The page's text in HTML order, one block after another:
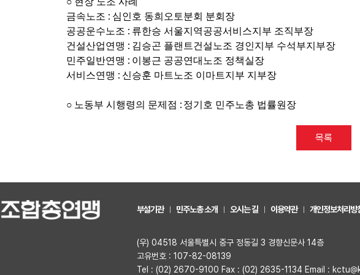
금속노조 : 심인호 동희오토분회 분회장
공공운수노조 : 류한승 서울지역공공서비스지부 조직부장
건설산업연맹 : 김승곤 플랜트건설노조 경인지부 수석부지부장
민주일반연맹 : 이봉근 공공연대노조 정책실장
서비스연맹 : 신승훈 마트노조 이마트지부 지부장
○ 노동부 시행령의 문제점 : 정기호 민주노총 법률원장
목록
부설기관 민주노총 소개 오시는 길 이용약관 개인정보처리방
(우) 04518 서울특별시 중구 정동길 3 경향신문사 14층
고유번호 : 107-82-08139
Tel : (02) 2670-9100 Fax : (02) 2635-1134 Email :